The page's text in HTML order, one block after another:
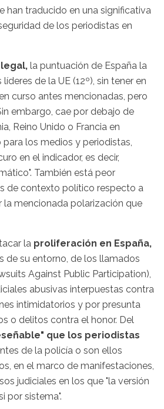
han traducido en una significativa
de los periodistas en
la puntuación de España la
de la UE (12º), sin tener en
curso antes mencionadas, pero
embargo, cae por debajo de
Reino Unido o Francia en
los medios y periodistas,
en el indicador, es decir,
También está peor
de contexto político respecto a
la mencionada polarización que
la proliferación en España,
de su entorno, de los llamados
Against Public Participation),
abusivas interpuestas contra
intimidatorios y por presunta
o delitos contra el honor. Del
que los periodistas
de la policía o son ellos
en el marco de manifestaciones,
judiciales en los que "la versión
por sistema".